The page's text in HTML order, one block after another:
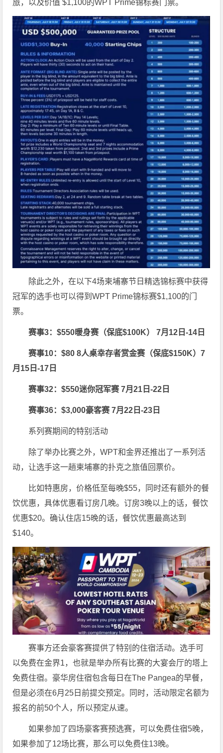
旅，以及价值 $1,100的WPT Prime锦标赛门票。
除此之外，在以下4场柬埔寨节日精选锦标赛中获得
冠军的选手也可以得到WPT Prime锦标赛$1,100的门
票。
赛事3：$550暖身赛（保底$100K） 7月 12 日-14 日
赛事10：$80 8人桌幸存者赏金赛（保底$150K）7
月 15 日-17 日
赛事32：$550迷你冠军赛7月21 日-22 日
赛事36：$3,000豪客赛7月22 日-23 日
系列赛期间的特别活动
除了举办比赛之外，WPT和金界还推出了一系列活
动，让选手这一趟柬埔寨的扑克之旅值回票价。
比如特惠房，价格低至每晚$55，同时还有额外的餐
饮优惠，具体优惠看订房几晚。订房3晚以上的话，餐饮
优惠$20。确认住店15晚的话，餐饮优惠最高达到
$140。
赛事方还会豪客赛提供了特别的住宿活动。选手可
以免费在金界1，也就是举办所有比赛的大宴会厅的塔上
免费住宿。豪华房住宿包含每日在The Pangea的早餐，
但是必须在6月25日前提交预定。同时，活动限定名额为
报名的前50个人，所以预定从速。
如果参加了四场豪客赛预选赛，可以免费住宿5晚，
如果参加了12场比赛，那么可以免费住13晚。